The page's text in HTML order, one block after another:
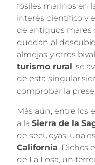
fósiles marinos en
interés científico y
de antiguos mares
quedan al
almejas y otros
turismo rural, se
de esta singular
comprobar la
Más aún, entre los
a la Sierra de la
de secuoyas, una
California. Dichos
de La Losa, un